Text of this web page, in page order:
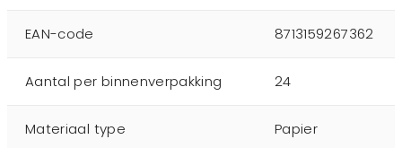
EAN-code 8713159267362
Aantal per binnenverpakking 24
Materiaal type Papier